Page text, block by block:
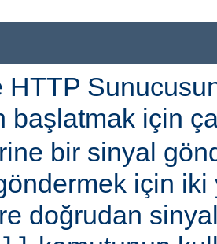
HTTP
başlatmak için
bir sinyal
için iki
doğrudan